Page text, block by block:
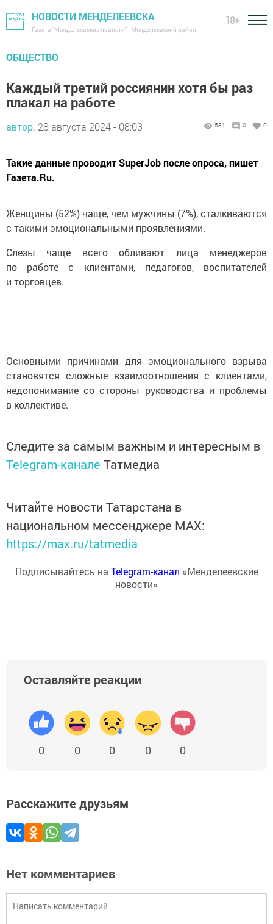
НОВОСТИ МЕНДЕЛЕЕВСКА
Газета "Менделеевские новости" - Менделеевский район
18+
ОБЩЕСТВО
Каждый третий россиянин хотя бы раз
плакал на работе
автор, 28 августа 2024 - 08:03 581 0 0
Такие данные проводит SuperJob после опроса, пишет
Газета.Ru.
Женщины (52%) чаще, чем мужчины (7%), сталкиваются
с такими эмоциональными проявлениями.
Слезы чаще всего обливают лица менеджеров
по работе с клиентами, педагогов, воспитателей
и торговцев.
Основными причинами для эмоционального взрыва
становятся сложные взаимоотношения с клиентами,
недопонимание со стороны руководства и проблемы
в коллективе.
Следите за самым важным и интересным в
Telegram-канале Татмедиа
Читайте новости Татарстана в
национальном мессенджере MАХ:
https://max.ru/tatmedia
Подписывайтесь на Telegram-канал «Менделеевские
новости»
Оставляйте реакции
0 0 0 0 0
Расскажите друзьям
Нет комментариев